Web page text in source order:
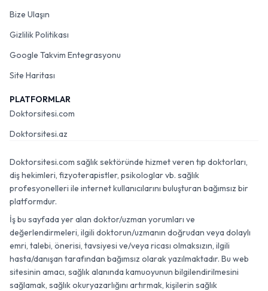
Bize Ulaşın
Gizlilik Politikası
Google Takvim Entegrasyonu
Site Haritası
PLATFORMLAR
Doktorsitesi.com
Doktorsitesi.az
Doktorsitesi.com sağlık sektöründe hizmet veren tıp doktorları,
diş hekimleri, fizyoterapistler, psikologlar vb. sağlık
profesyonelleri ile internet kullanıcılarını buluşturan bağımsız bir
platformdur.
İş bu sayfada yer alan doktor/uzman yorumları ve
değerlendirmeleri, ilgili doktorun/uzmanın doğrudan veya dolaylı
emri, talebi, önerisi, tavsiyesi ve/veya ricası olmaksızın, ilgili
hasta/danışan tarafından bağımsız olarak yazılmaktadır. Bu web
sitesinin amacı, sağlık alanında kamuoyunun bilgilendirilmesini
sağlamak, sağlık okuryazarlığını artırmak, kişilerin sağlık